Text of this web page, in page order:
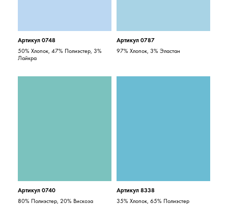
Артикул 0748
50% Хлопок, 47% Полиэстер, 3%
Лайкра
Артикул 0787
97% Хлопок, 3% Эластан
Артикул 0740
80% Полиэстер, 20% Вискоза
Артикул 8338
35% Хлопок, 65% Полиэстер